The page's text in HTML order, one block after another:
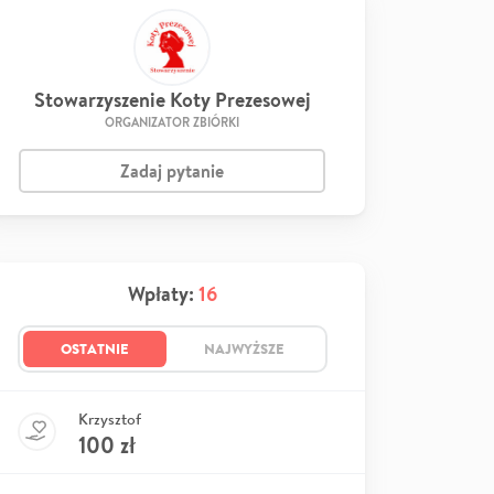
Stowarzyszenie Koty Prezesowej
ORGANIZATOR ZBIÓRKI
Zadaj pytanie
Wpłaty: 16
OSTATNIE NAJWYŻSZE
Krzysztof
100 zł